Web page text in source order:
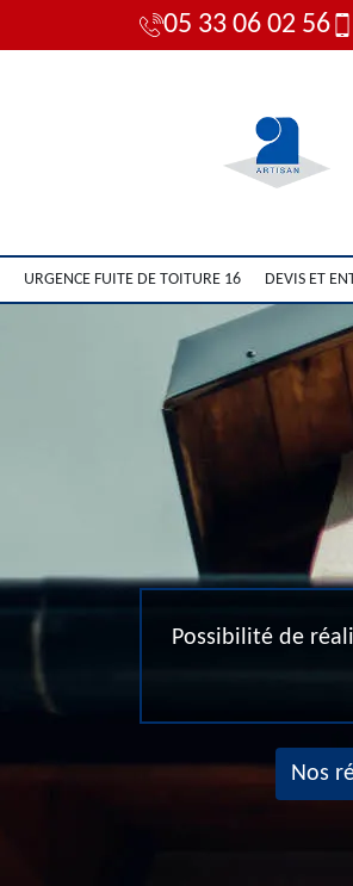
05 33 06 02 56
URGENCE FUITE DE TOITURE 16 DEVIS ET
Possibilité de
Nos